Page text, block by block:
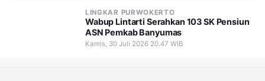
LINGKAR PURWOKERTO
Wabup Lintarti Serahkan 103 SK Pensiun
ASN Pemkab Banyumas
Kamis, 30 Juli 2026 20.47 WIB